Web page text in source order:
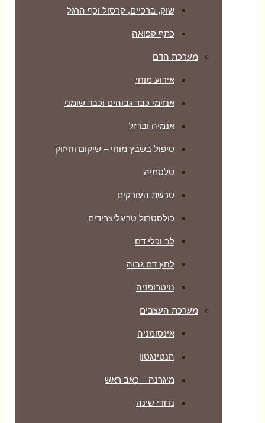
שוק, ברכיים, קרסול וכף הרגל
כתף קפואה
מערכת הדם
אירוע מוחי
אנזימי כבד גבוהים וכבד שומני
אנמיה וברזל
טיפול בשבץ מוחי – שיקום וחיזוק
טלסמיה
טרשת העורקים
כולסטרול טריגליצרידים
לב וכלי דם
לחץ דם גבוה
נויטרופניה
מערכת העצבים
אינסומניה
הנטינגטון
מיגרנה – כאב ראש
נדודי שינה